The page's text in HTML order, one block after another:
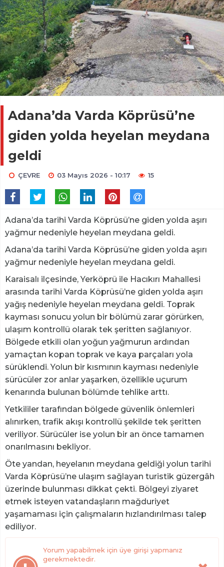
Adana’da Varda Köprüsü’ne
giden yolda heyelan meydana
geldi
ÇEVRE 03 Mayıs 2026 - 10:17 15
Adana’da tarihi Varda Köprüsü’ne giden yolda aşırı
yağmur nedeniyle heyelan meydana geldi.
Adana’da tarihi Varda Köprüsü’ne giden yolda aşırı
yağmur nedeniyle heyelan meydana geldi.
Karaisalı ilçesinde, Yerköprü ile Hacıkırı Mahallesi
arasında tarihi Varda Köprüsü’ne giden yolda aşırı
yağış nedeniyle heyelan meydana geldi. Toprak
kayması sonucu yolun bir bölümü zarar görürken,
ulaşım kontrollü olarak tek şeritten sağlanıyor.
Bölgede etkili olan yoğun yağmurun ardından
yamaçtan kopan toprak ve kaya parçaları yola
sürüklendi. Yolun bir kısmının kayması nedeniyle
sürücüler zor anlar yaşarken, özellikle uçurum
kenarında bulunan bölümde tehlike arttı.
Yetkililer tarafından bölgede güvenlik önlemleri
alınırken, trafik akışı kontrollü şekilde tek şeritten
veriliyor. Sürücüler ise yolun bir an önce tamamen
onarılmasını bekliyor.
Öte yandan, heyelanın meydana geldiği yolun tarihi
Varda Köprüsü’ne ulaşım sağlayan turistik güzergâh
üzerinde bulunması dikkat çekti. Bölgeyi ziyaret
etmek isteyen vatandaşların mağduriyet
yaşamaması için çalışmaların hızlandırılması talep
ediliyor.
Yorum yapabilmek için üye girişi yapmanız
gerekmektedir.